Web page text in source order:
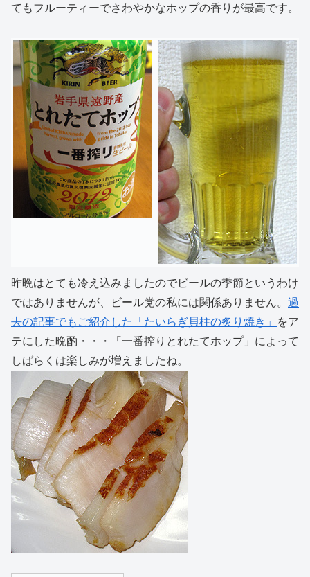
てもフルーティーでさわやかなホップの香りが最高です。
昨晩はとても冷え込みましたのでビールの季節というわけ
ではありませんが、ビール党の私には関係ありません。 過
去の記事でもご紹介した「たいらぎ貝柱の炙り焼き」
をア
テにした晩酌・・・「一番搾りとれたてホップ」によって
しばらくは楽しみが増えましたね。